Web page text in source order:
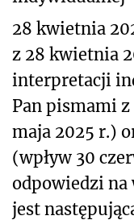
28 kwietnia
z 28 kwietnia
interpretacji
Pan pismami z
maja 2025 r.)
(wpływ 30
odpowiedzi na
jest